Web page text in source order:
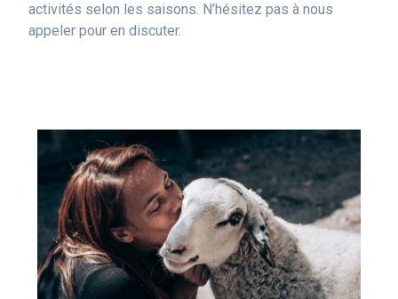
activités selon les saisons. N’hésitez pas à nous
appeler pour en discuter.